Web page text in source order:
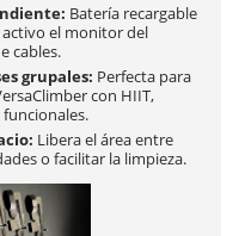
Batería recargable
el monitor del
cables.
grupales: Perfecta para
con HIIT,
Libera el área entre
o facilitar la limpieza.